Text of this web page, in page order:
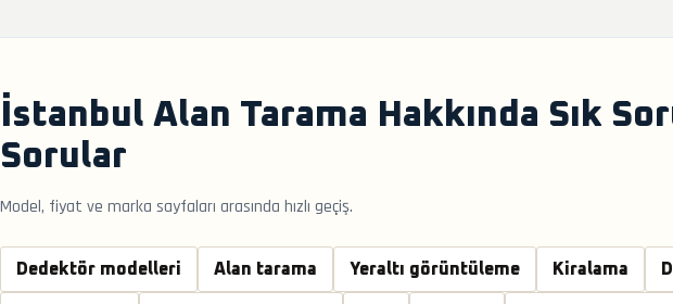
İstanbul Alan Tarama Hakkında Sık
Sorular
Model, fiyat ve marka sayfaları arasında hızlı geçiş.
Dedektör modelleri Alan tarama Yeraltı görüntüleme Kiralama